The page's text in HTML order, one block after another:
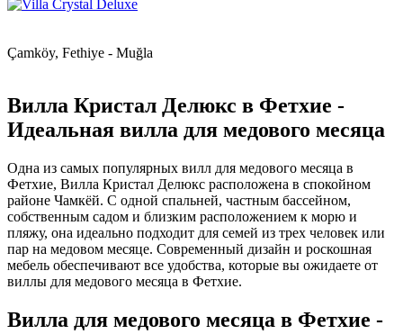
Çamköy, Fethiye - Muğla
Вилла Кристал Делюкс в Фетхие -
Идеальная вилла для медового месяца
Одна из самых популярных вилл для медового месяца в
Фетхие, Вилла Кристал Делюкс расположена в спокойном
районе Чамкёй. С одной спальней, частным бассейном,
собственным садом и близким расположением к морю и
пляжу, она идеально подходит для семей из трех человек или
пар на медовом месяце. Современный дизайн и роскошная
мебель обеспечивают все удобства, которые вы ожидаете от
виллы для медового месяца в Фетхие.
Вилла для медового месяца в Фетхие -